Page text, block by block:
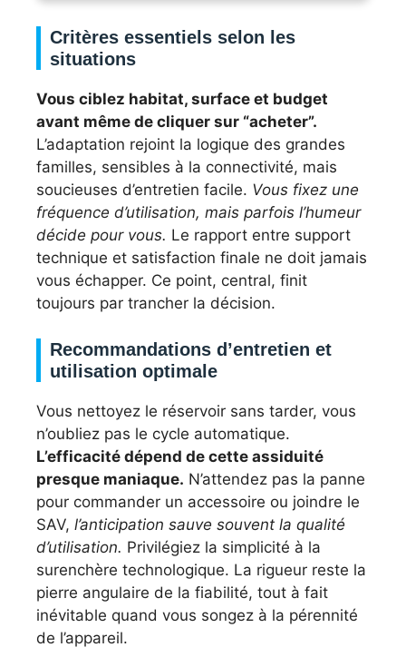
Critères essentiels selon les
situations
Vous ciblez habitat, surface et budget
avant même de cliquer sur “acheter”.
L’adaptation rejoint la logique des grandes
familles, sensibles à la connectivité, mais
soucieuses d’entretien facile. Vous fixez une
fréquence d’utilisation, mais parfois l’humeur
décide pour vous. Le rapport entre support
technique et satisfaction finale ne doit jamais
vous échapper. Ce point, central, finit
toujours par trancher la décision.
Recommandations d’entretien et
utilisation optimale
Vous nettoyez le réservoir sans tarder, vous
n’oubliez pas le cycle automatique.
L’efficacité dépend de cette assiduité
presque maniaque. N’attendez pas la panne
pour commander un accessoire ou joindre le
SAV, l’anticipation sauve souvent la qualité
d’utilisation. Privilégiez la simplicité à la
surenchère technologique. La rigueur reste la
pierre angulaire de la fiabilité, tout à fait
inévitable quand vous songez à la pérennité
de l’appareil.